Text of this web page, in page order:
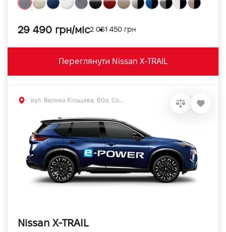
29 490 грн/міс2 061 450 грн
Переглянути Nissan X-TRAIL
Nissan X-TRAIL